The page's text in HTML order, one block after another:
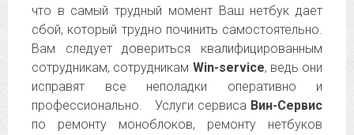
что в самый трудный момент Ваш нетбук дает
сбой, который трудно починить самостоятельно.
Вам следует довериться квалифицированным
сотрудникам, сотрудникам Win-service, ведь они
исправят все неполадки оперативно и
профессионально. Услуги сервиса Вин-Сервис
по ремонту моноблоков, ремонту нетбуков